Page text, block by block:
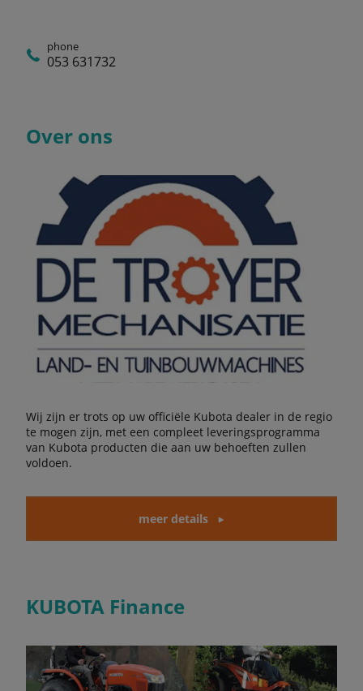
phone
053 631732
Over ons
Wij zijn er trots op uw officiële Kubota dealer in de regio
te mogen zijn, met een compleet leveringsprogramma
van Kubota producten die aan uw behoeften zullen
voldoen.
meer details
KUBOTA Finance